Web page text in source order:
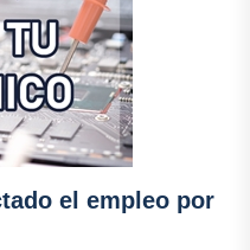
el empleo por